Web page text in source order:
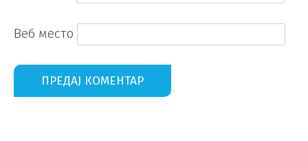
Веб место